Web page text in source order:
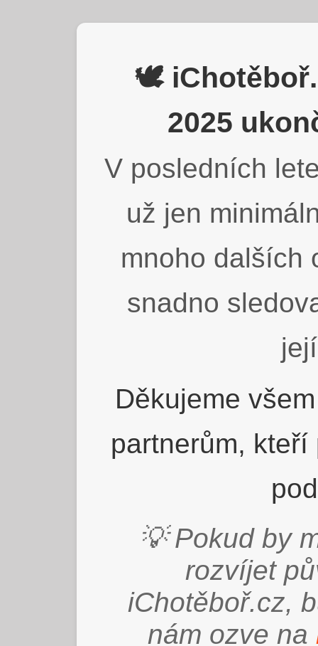
🕊️
2025
V posledních
už jen
mnoho dalších
snadno
Děkujeme
partnerům,
💡 Pokud by
rozvíjet
iChotěboř.cz,
nám ozve na